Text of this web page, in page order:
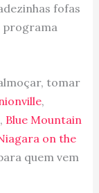
fofas
programa
tomar
,
, Blue Mountain
on the
quem vem